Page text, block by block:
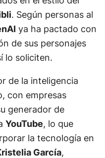
. Según personas al
ya ha pactado con
de sus personajes
lo soliciten.
de la inteligencia
con empresas
generador de
YouTube, lo que
la tecnología en
García,